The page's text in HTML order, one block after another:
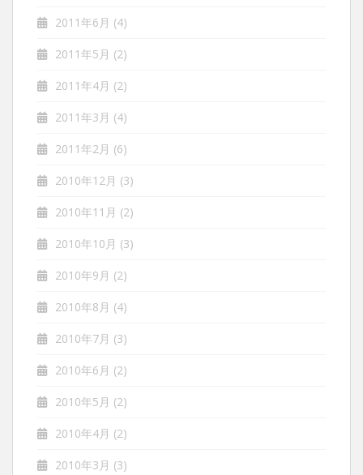
2011年6月 (4)
2011年5月 (2)
2011年4月 (2)
2011年3月 (4)
2011年2月 (6)
2010年12月 (3)
2010年11月 (2)
2010年10月 (3)
2010年9月 (2)
2010年8月 (4)
2010年7月 (3)
2010年6月 (2)
2010年5月 (2)
2010年4月 (2)
2010年3月 (3)